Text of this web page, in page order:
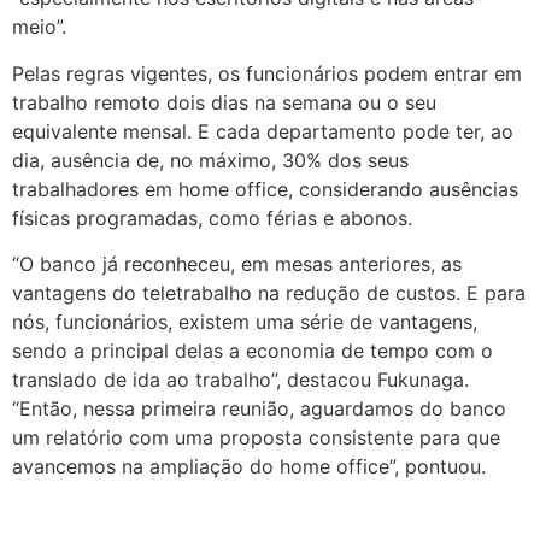
meio”.
Pelas regras vigentes, os funcionários podem entrar em
trabalho remoto dois dias na semana ou o seu
equivalente mensal. E cada departamento pode ter, ao
dia, ausência de, no máximo, 30% dos seus
trabalhadores em home office, considerando ausências
físicas programadas, como férias e abonos.
“O banco já reconheceu, em mesas anteriores, as
vantagens do teletrabalho na redução de custos. E para
nós, funcionários, existem uma série de vantagens,
sendo a principal delas a economia de tempo com o
translado de ida ao trabalho”, destacou Fukunaga.
“Então, nessa primeira reunião, aguardamos do banco
um relatório com uma proposta consistente para que
avancemos na ampliação do home office”, pontuou.